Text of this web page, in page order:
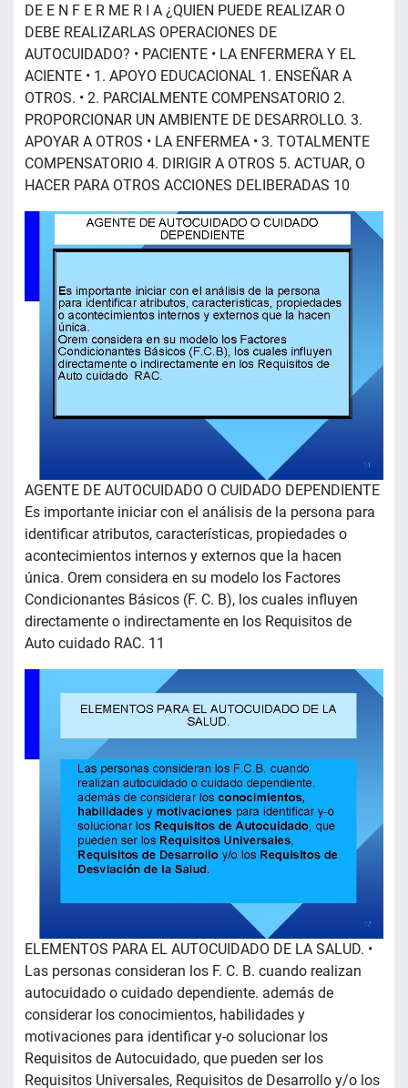
DE E N F E R ME R I A ¿QUIEN PUEDE REALIZAR O
DEBE REALIZARLAS OPERACIONES DE
AUTOCUIDADO? • PACIENTE • LA ENFERMERA Y EL
ACIENTE • 1. APOYO EDUCACIONAL 1. ENSEÑAR A
OTROS. • 2. PARCIALMENTE COMPENSATORIO 2.
PROPORCIONAR UN AMBIENTE DE DESARROLLO. 3.
APOYAR A OTROS • LA ENFERMEA • 3. TOTALMENTE
COMPENSATORIO 4. DIRIGIR A OTROS 5. ACTUAR, O
HACER PARA OTROS ACCIONES DELIBERADAS 10
AGENTE DE AUTOCUIDADO O CUIDADO DEPENDIENTE
Es importante iniciar con el análisis de la persona para
identificar atributos, características, propiedades o
acontecimientos internos y externos que la hacen
única. Orem considera en su modelo los Factores
Condicionantes Básicos (F. C. B), los cuales influyen
directamente o indirectamente en los Requisitos de
Auto cuidado RAC. 11
ELEMENTOS PARA EL AUTOCUIDADO DE LA SALUD. •
Las personas consideran los F. C. B. cuando realizan
autocuidado o cuidado dependiente. además de
considerar los conocimientos, habilidades y
motivaciones para identificar y-o solucionar los
Requisitos de Autocuidado, que pueden ser los
Requisitos Universales, Requisitos de Desarrollo y/o los